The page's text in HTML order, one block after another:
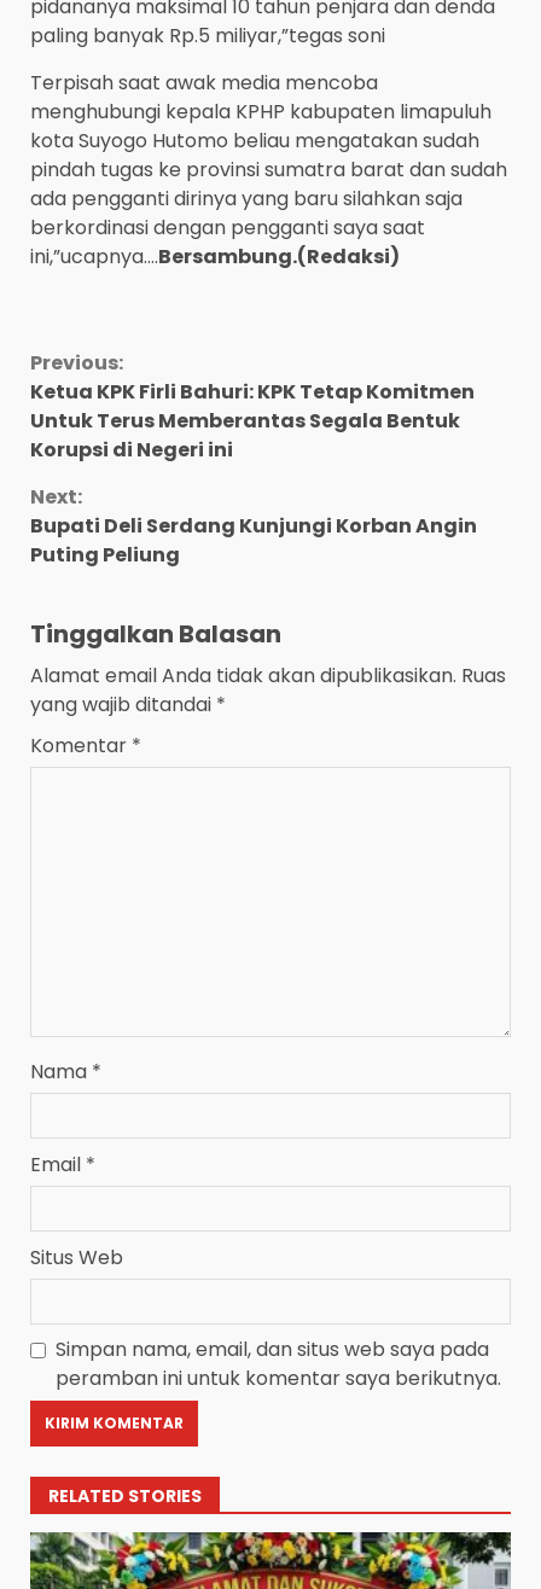
pidananya maksimal 10 tahun penjara dan denda
paling banyak Rp.5 miliyar,”tegas soni
Terpisah saat awak media mencoba
menghubungi kepala KPHP kabupaten limapuluh
kota Suyogo Hutomo beliau mengatakan sudah
pindah tugas ke provinsi sumatra barat dan sudah
ada pengganti dirinya yang baru silahkan saja
berkordinasi dengan pengganti saya saat
ini,”ucapnya….Bersambung.(Redaksi)
Continue
Reading
Previous:
Ketua KPK Firli Bahuri: KPK Tetap Komitmen
Untuk Terus Memberantas Segala Bentuk
Korupsi di Negeri ini
Next:
Bupati Deli Serdang Kunjungi Korban Angin
Puting Peliung
Tinggalkan Balasan
Alamat email Anda tidak akan dipublikasikan. Ruas
yang wajib ditandai *
Komentar *
Nama *
Email *
Situs Web
Simpan nama, email, dan situs web saya pada
peramban ini untuk komentar saya berikutnya.
RELATED STORIES